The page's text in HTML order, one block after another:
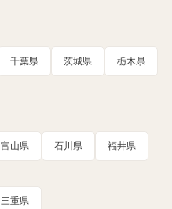
千葉県 茨城県 栃木県
富山県 石川県 福井県
三重県